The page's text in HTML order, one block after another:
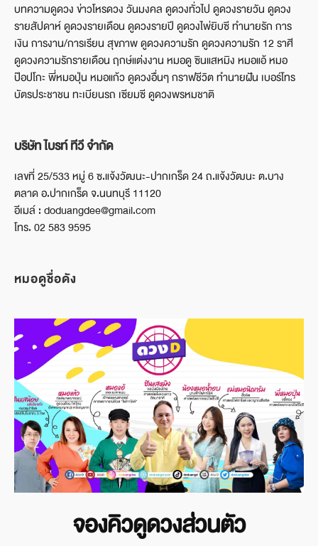
บทความดูดวง ข่าวโหรดวง วันมงคล ดูดวงทั่วไป ดูดวงรายวัน ดูดวง
รายสัปดาห์ ดูดวงรายเดือน ดูดวงรายปี ดูดวงไพ่ยิบซี ทำนายรัก การ
เงิน การงาน/การเรียน สุขภาพ ดูดวงความรัก ดูดวงความรัก 12 ราศี
ดูดวงความรักรายเดือน ฤกษ์แต่งงาน หมอดู ซินแสหมิง หมอแอ้ หมอ
ป๊อปโกะ พี่หมอปุ่น หมอแก้ว ดูดวงอื่นๆ กราฟชีวิต ทำนายฝัน เบอร์โทร
บัตรประชาชน ทะเบียนรถ เซียมซี ดูดวงพรหมชาติ
บริษัท ไบรท์ ทีวี จำกัด
เลขที่ 25/533 หมู่ 6 ซ.แจ้งวัฒนะ-ปากเกร็ด 24 ถ.แจ้งวัฒนะ ต.บาง
ตลาด อ.ปากเกร็ด จ.นนทบุรี 11120
อีเมล์ : doduangdee@gmail.com
โทร. 02 583 9595
หมอดูชื่อดัง
จองคิวดูดวงส่วนตัว